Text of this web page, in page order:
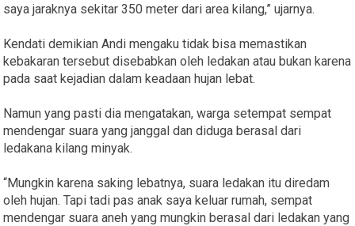
saya jaraknya sekitar 350 meter dari area kilang,” ujarnya.
Kendati demikian Andi mengaku tidak bisa memastikan
kebakaran tersebut disebabkan oleh ledakan atau bukan karena
pada saat kejadian dalam keadaan hujan lebat.
Namun yang pasti dia mengatakan, warga setempat sempat
mendengar suara yang janggal dan diduga berasal dari
ledakana kilang minyak.
“Mungkin karena saking lebatnya, suara ledakan itu diredam
oleh hujan. Tapi tadi pas anak saya keluar rumah, sempat
mendengar suara aneh yang mungkin berasal dari ledakan yang